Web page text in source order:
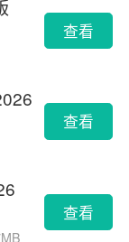
查看
查看
查看